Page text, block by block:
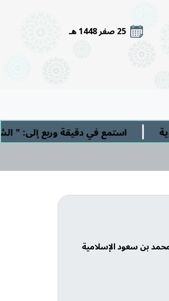
25 صفر 1448 هـ
استمع في دقيقة وربع إلى: " الشرك
بن سعود الإسلامية